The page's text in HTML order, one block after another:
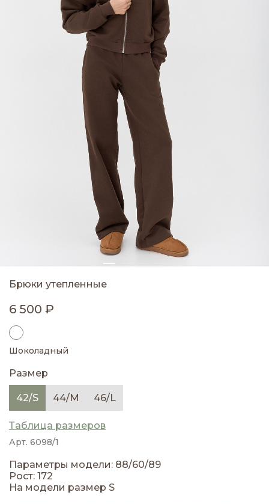
Брюки утепленные
6 500 ₽
Шоколадный
Размер
42/S 44/M 46/L
Таблица размеров
Арт. 6098/1
Параметры модели: 88/60/89
Рост: 172
На модели размер S